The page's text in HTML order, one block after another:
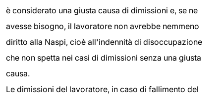
è considerato una giusta causa di dimissioni e, se ne
avesse bisogno, il lavoratore non avrebbe nemmeno
diritto alla Naspi, cioè all'indennità di disoccupazione
che non spetta nei casi di dimissioni senza una giusta
causa.
Le dimissioni del lavoratore, in caso di fallimento del